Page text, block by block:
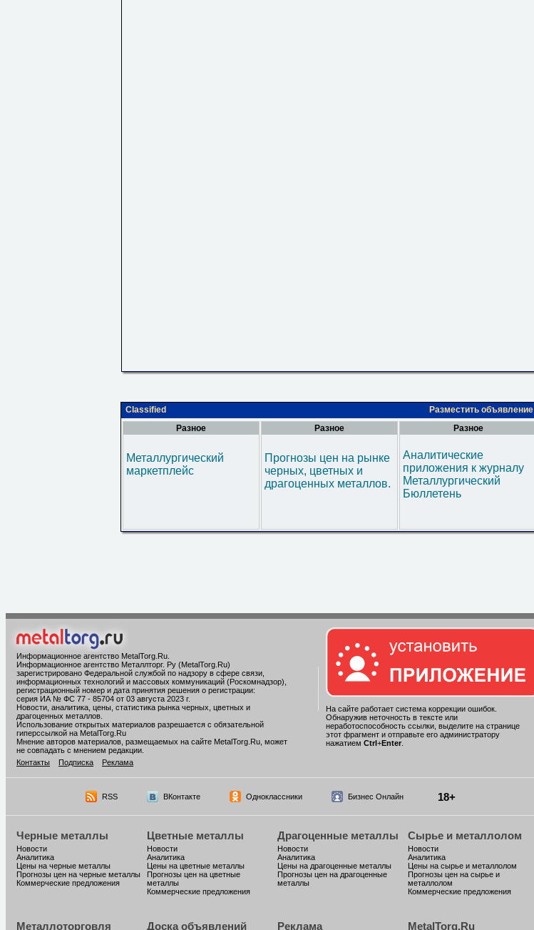
Classified
Разместить объявление
Разное
Металлургический
маркетплейс
Разное
Прогнозы цен на рынке
черных, цветных и
драгоценных металлов.
Разное
Аналитические
приложения к журналу
Металлургический
Бюллетень
Информационное агентство MetalTorg.Ru
Информационное агентство Металлторг. Ру (MetalTorg.Ru)
зарегистрировано Федеральной службой по надзору в сфере связи,
информационных технологий и массовых коммуникаций (Роскомнадзор),
регистрационный номер и дата принятия решения о регистрации:
серия ИА № ФС 77 - 85704 от 03 августа 2023 г.
Новости, аналитика, цены, статистика рынка черных, цветных и
драгоценных металлов.
Использование открытых материалов разрешается с обязательной
гиперссылкой на MetalTorg.Ru
Мнение авторов материалов, размещаемых на сайте MetalTorg.Ru, может
не совпадать с мнением редакции.
Контакты
Подписка Реклама
На сайте работает система коррекции ошибок.
Обнаружив неточность в тексте или
неработоспособность ссылки, выделите на странице
этот фрагмент и отправьте его администратору
нажатием Ctrl +Enter.
RSS ВКонтакте Одноклассники Бизнес Онлайн 18+
Черные металлы
Новости
Аналитика
Цены на черные металлы
Прогнозы цен на черные металлы
Коммерческие предложения
Цветные металлы
Новости
Аналитика
Цены на цветные металлы
Прогнозы цен на цветные
металлы
Коммерческие предложения
Драгоценные металлы
Новости
Аналитика
Цены на драгоценные металлы
Прогнозы цен на драгоценные
металлы
Сырье и металлолом
Новости
Аналитика
Цены на сырье и металлолом
Прогнозы цен на сырье и
металлолом
Коммерческие предложения
Металлоторговля Доска объявлений Реклама MetalTorg.Ru